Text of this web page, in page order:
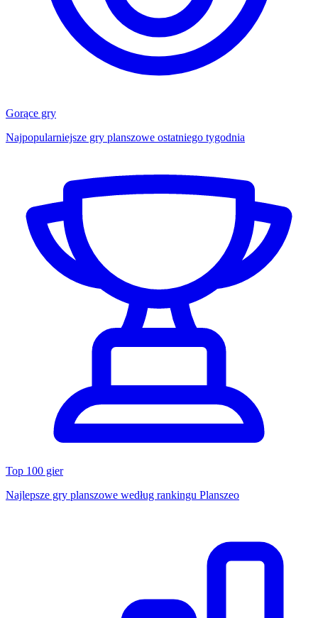
Gorące gry
Najpopularniejsze gry planszowe ostatniego tygodnia
Top 100 gier
Najlepsze gry planszowe według rankingu Planszeo